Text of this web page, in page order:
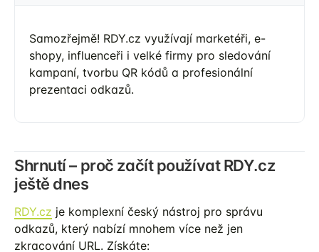
Samozřejmě! RDY.cz využívají marketéři, e-
shopy, influenceři i velké firmy pro sledování
kampaní, tvorbu QR kódů a profesionální
prezentaci odkazů.
Shrnutí – proč začít používat RDY.cz
ještě dnes
RDY.cz je komplexní český nástroj pro správu
odkazů, který nabízí mnohem více než jen
zkracování URL. Získáte: